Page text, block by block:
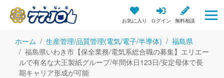
お気に入り ログイン 無料相談
ホーム 生産管理/品質管理(電気/電子/半導体)
福島県
福島県いわき市【保全業務/電気系総合職の募集】エリエー
ルで有名な大王製紙グループ/年間休日123日/安定母体で長
期キャリア形成が可能